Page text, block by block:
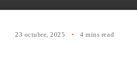
23 octubre, 2025 4 mins read